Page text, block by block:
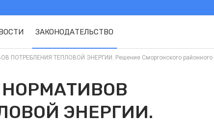
ЗАКОНОДАТЕЛЬСТВО
ТЕПЛОВОЙ ЭНЕРГИИ. Решение Сморгонского районного
ЭНЕРГИИ.